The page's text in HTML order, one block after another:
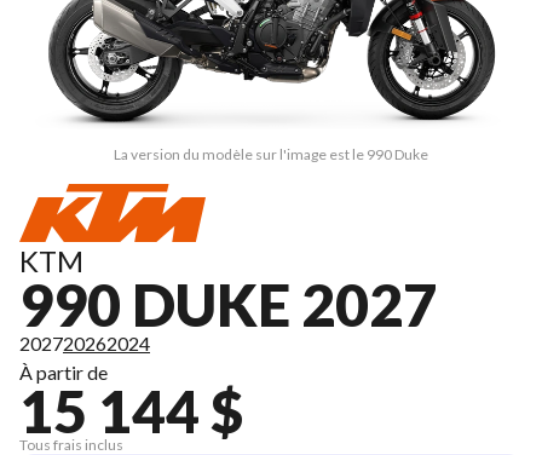
La version du modèle sur l'image est le 990 Duke
KTM
990 DUKE 2027
202720262024
À partir de
15 144 $
Tous frais inclus